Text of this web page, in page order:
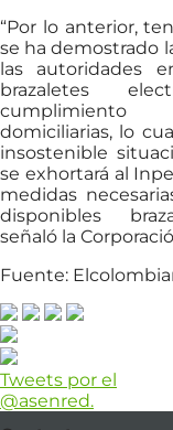
“Por lo anterior,
se ha demostrado
las autoridades
brazaletes
domiciliarias, lo
insostenible
se exhortará al
medidas
disponibles
señaló la
Fuente:
Tweets por el
@asenred.